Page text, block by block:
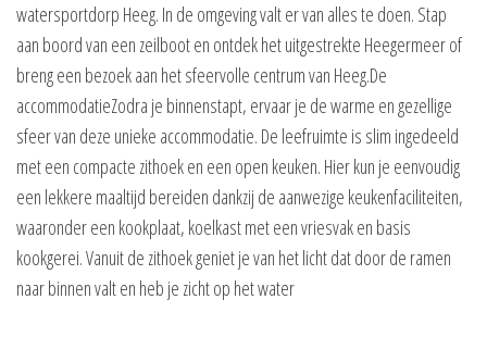
watersportdorp Heeg. In de omgeving valt er van alles te doen. Stap
aan boord van een zeilboot en ontdek het uitgestrekte Heegermeer of
breng een bezoek aan het sfeervolle centrum van Heeg.De
accommodatieZodra je binnenstapt, ervaar je de warme en gezellige
sfeer van deze unieke accommodatie. De leefruimte is slim ingedeeld
met een compacte zithoek en een open keuken. Hier kun je eenvoudig
een lekkere maaltijd bereiden dankzij de aanwezige keukenfaciliteiten,
waaronder een kookplaat, koelkast met een vriesvak en basis
kookgerei. Vanuit de zithoek geniet je van het licht dat door de ramen
naar binnen valt en heb je zicht op het water